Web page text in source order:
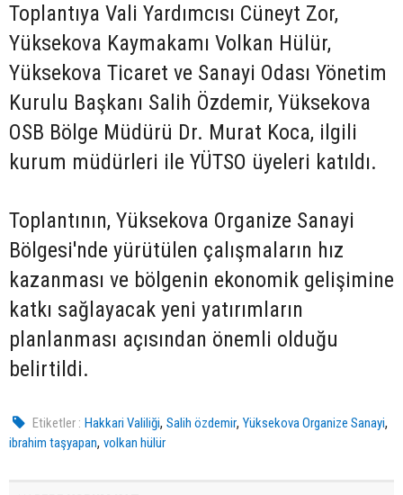
Toplantıya Vali Yardımcısı Cüneyt Zor,
Yüksekova Kaymakamı Volkan Hülür,
Yüksekova Ticaret ve Sanayi Odası Yönetim
Kurulu Başkanı Salih Özdemir, Yüksekova
OSB Bölge Müdürü Dr. Murat Koca, ilgili
kurum müdürleri ile YÜTSO üyeleri katıldı.
Toplantının, Yüksekova Organize Sanayi
Bölgesi'nde yürütülen çalışmaların hız
kazanması ve bölgenin ekonomik gelişimine
katkı sağlayacak yeni yatırımların
planlanması açısından önemli olduğu
belirtildi.
Etiketler : Hakkari Valiliği,Salih özdemir,Yüksekova Organize Sanayi,
ibrahim taşyapan, volkan hülür